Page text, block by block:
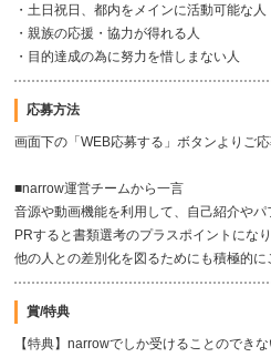
・土日祝日、都内をメインに活動可能な人
・親族の応援・協力が得れる人
・目的達成の為に努力を惜しまない人
応募方法
画面下の「WEB応募する」ボタンよりご応
■narrow運営チームから一言
音源や動画機能を利用して、自己紹介や
PRすると書類選考のプラスポイントになり
他の人との差別化を図るためにも積極的に
賞/特典
【特典】narrowでしか受けることのでき